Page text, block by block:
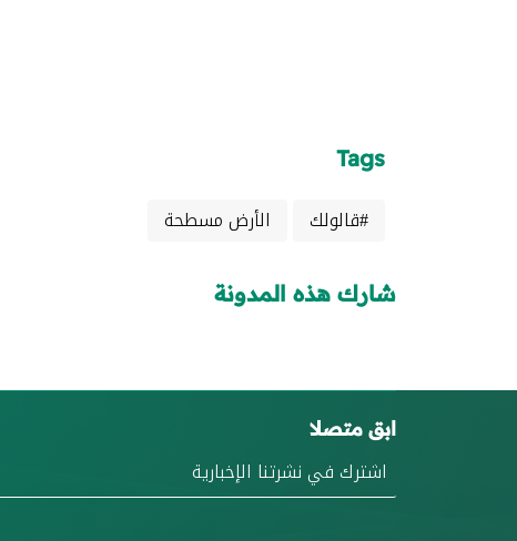
Tags
#قالولك الأرض مسطحة
شارك هذه المدونة
ابق متصلا